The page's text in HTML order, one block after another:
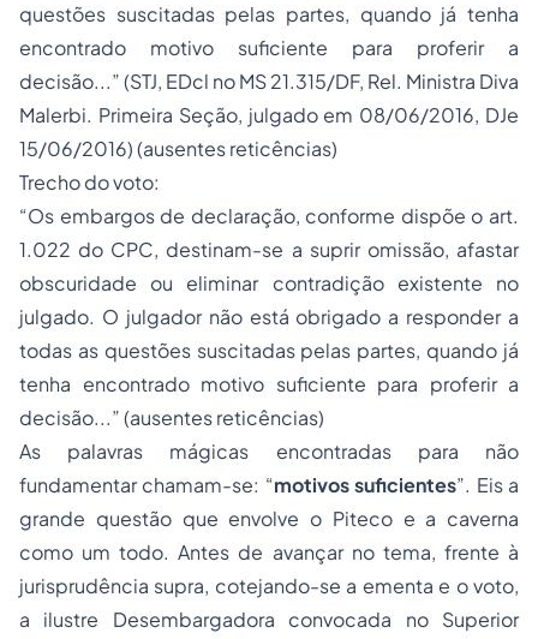
questões suscitadas pelas partes, quando já tenha
encontrado motivo suficiente para proferir a
decisão...” (STJ, EDcl no MS 21.315/DF, Rel. Ministra Diva
Malerbi. Primeira Seção, julgado em 08/06/2016, DJe
15/06/2016) (ausentes reticências)
Trecho do voto:
“Os embargos de declaração, conforme dispõe o art.
1.022 do CPC, destinam-se a suprir omissão, afastar
obscuridade ou eliminar contradição existente no
julgado. O julgador não está obrigado a responder a
todas as questões suscitadas pelas partes, quando já
tenha encontrado motivo suficiente para proferir a
decisão...” (ausentes reticências)
As palavras mágicas encontradas para não
fundamentar chamam-se: “motivos suficientes”. Eis a
grande questão que envolve o Piteco e a caverna
como um todo. Antes de avançar no tema, frente à
jurisprudência supra, cotejando-se a ementa e o voto,
a ilustre Desembargadora convocada no Superior